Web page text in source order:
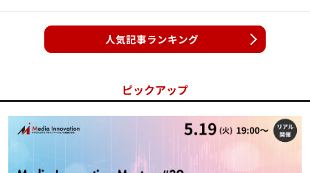
人気記事ランキング
ピックアップ